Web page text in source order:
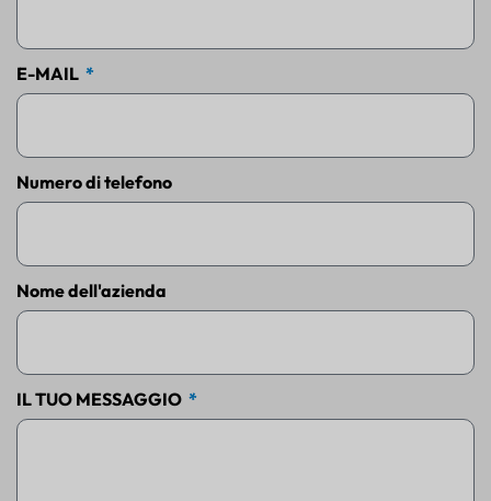
E-MAIL
Numero di telefono
Nome dell'azienda
IL TUO MESSAGGIO